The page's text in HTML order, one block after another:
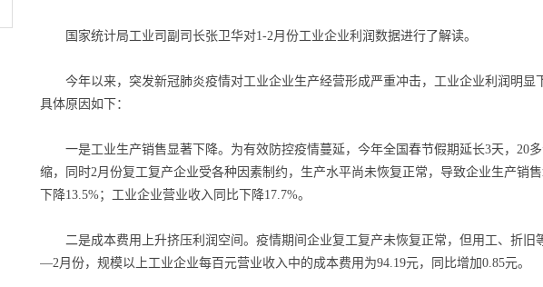
国家统计局工业司副司长张卫华对1-2月份工业企业利润数据进行了解读。
今年以来，突发新冠肺炎疫情对工业企业生产经营形成严重冲击，工业企业利润明显
具体原因如下：
一是工业生产销售显著下降。为有效防控疫情蔓延，今年全国春节假期延长3天，20
缩，同时2月份复工复产企业受各种因素制约，生产水平尚未恢复正常，导致企业生产销
下降13.5%；工业企业营业收入同比下降17.7%。
二是成本费用上升挤压利润空间。疫情期间企业复工复产未恢复正常，但用工、折旧
—2月份，规模以上工业企业每百元营业收入中的成本费用为94.19元，同比增加0.85元。